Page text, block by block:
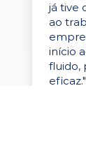
já tive
ao
início
fluido,
eficaz."